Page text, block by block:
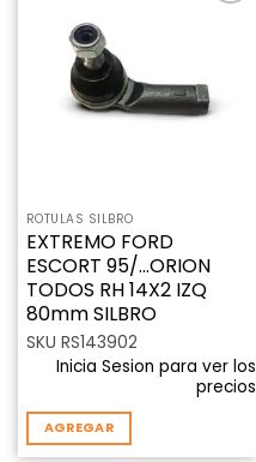
ROTULAS SILBRO
EXTREMO FORD
ESCORT 95/…ORION
TODOS RH 14X2 IZQ
80mm SILBRO
SKU RS143902
Inicia Sesion para ver los
precios
AGREGAR